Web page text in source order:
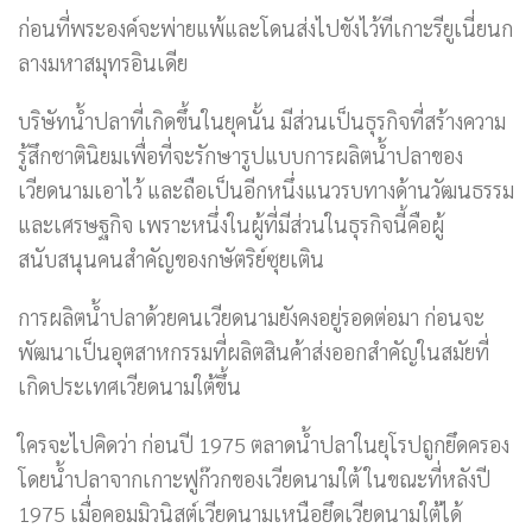
ก่อนที่พระองค์จะพ่ายแพ้และโดนส่งไปขังไว้ทีเกาะรียูเนี่ยนก
ลางมหาสมุทรอินเดีย
บริษัทน้ำปลาที่เกิดขึ้นในยุคนั้น มีส่วนเป็นธุรกิจที่สร้างความ
รู้สึกชาตินิยมเพื่อที่จะรักษารูปแบบการผลิตน้ำปลาของ
เวียดนามเอาไว้ และถือเป็นอีกหนึ่งแนวรบทางด้านวัฒนธรรม
และเศรษฐกิจ เพราะหนึ่งในผู้ที่มีส่วนในธุรกิจนี้คือผู้
สนับสนุนคนสำคัญของกษัตริย์ซุยเติน
การผลิตน้ำปลาด้วยคนเวียดนามยังคงอยู่รอดต่อมา ก่อนจะ
พัฒนาเป็นอุตสาหกรรมที่ผลิตสินค้าส่งออกสำคัญในสมัยที่
เกิดประเทศเวียดนามใต้ขึ้น
ใครจะไปคิดว่า ก่อนปี 1975 ตลาดน้ำปลาในยุโรปถูกยึดครอง
โดยน้ำปลาจากเกาะฟูก๊วกของเวียดนามใต้ ในขณะที่หลังปี
1975 เมื่อคอมมิวนิสต์เวียดนามเหนือยึดเวียดนามใต้ได้